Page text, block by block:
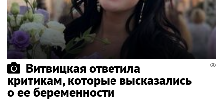
Витвицкая ответила
критикам, которые высказались
о ее беременности